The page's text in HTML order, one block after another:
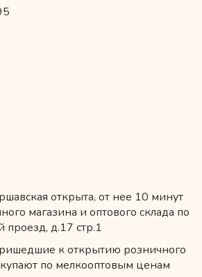
открыта, от нее 10 минут
магазина и оптового склада по
проезд, д.17 стр.1
к открытию розничного
по мелкооптовым ценам